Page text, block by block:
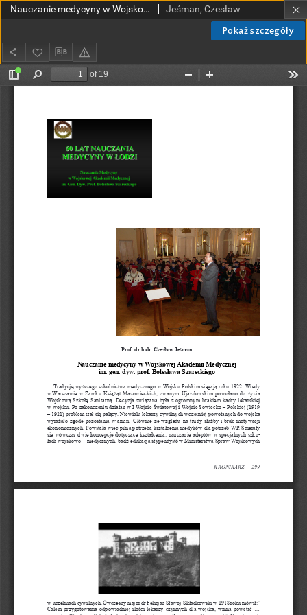
Pokaż szczegóły
Nauczanie medycyny w Wojskowej Akademii Medycznej im. gen.dyw. prof. Bolesława Szareckiego Jeśman, Czesław